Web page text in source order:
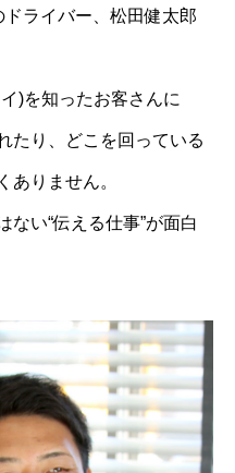
ライバー、松田健太郎
)を知ったお客さんに
たり、どこを回っている
ありません。
い“伝える仕事”が面白